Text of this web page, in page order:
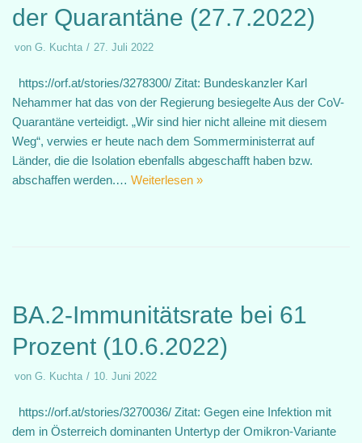
der Quarantäne (27.7.2022)
von G. Kuchta 27. Juli 2022
https://orf.at/stories/3278300/ Zitat: Bundeskanzler Karl
Nehammer hat das von der Regierung besiegelte Aus der CoV-
Quarantäne verteidigt. „Wir sind hier nicht alleine mit diesem
Weg“, verwies er heute nach dem Sommerministerrat auf
Länder, die die Isolation ebenfalls abgeschafft haben bzw.
abschaffen werden.… Weiterlesen »
BA.2-Immunitätsrate bei 61
Prozent (10.6.2022)
von G. Kuchta 10. Juni 2022
https://orf.at/stories/3270036/ Zitat: Gegen eine Infektion mit
dem in Österreich dominanten Untertyp der Omikron-Variante